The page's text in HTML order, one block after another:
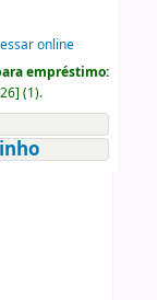
online
empréstimo:
] (1).